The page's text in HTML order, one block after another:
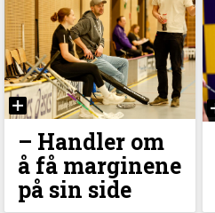
–⁠ Handler om
å få marginene
på sin side